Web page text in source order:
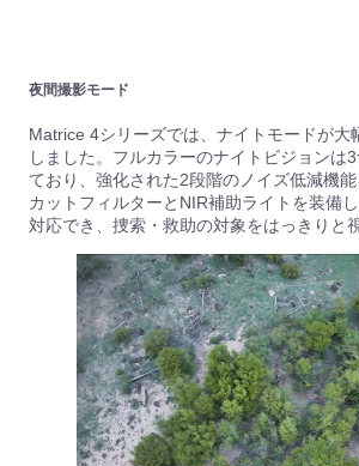
夜間撮影モード
Matrice 4シリーズでは、ナイトモードが大
しました。フルカラーのナイトビジョンは
ており、強化された2段階のノイズ低減機
カットフィルターとNIR補助ライトを装備
対応でき、捜索・救助の対象をはっきりと